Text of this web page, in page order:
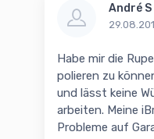
André S
Habe mir die
polieren zu
und lässt keine
arbeiten. Meine
Probleme auf